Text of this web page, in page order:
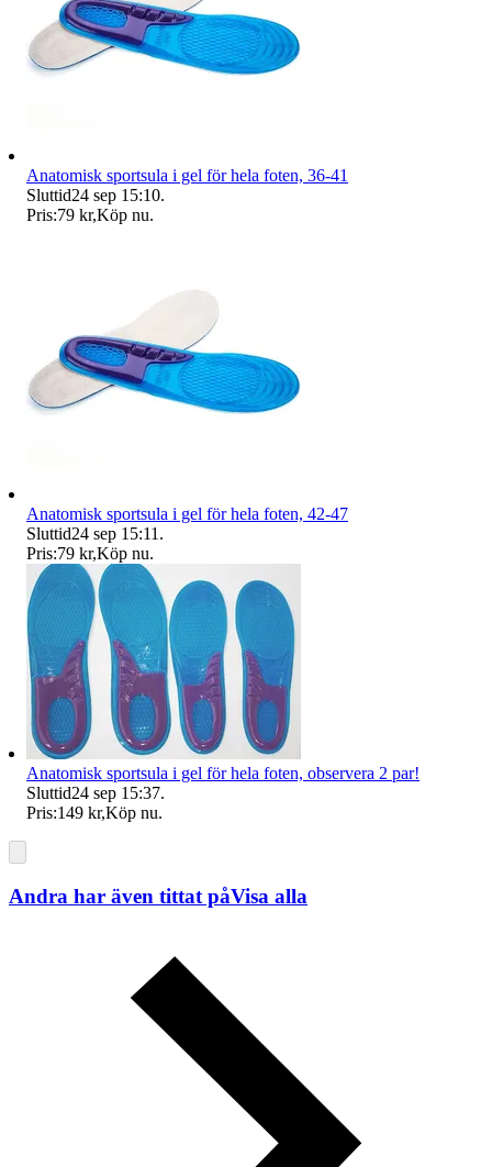
Anatomisk sportsula i gel för hela foten, 36-41
Sluttid24 sep 15:10.
Pris:79 kr,Köp nu.
Anatomisk sportsula i gel för hela foten, 42-47
Sluttid24 sep 15:11 .
Pris:79 kr,Köp nu.
Anatomisk sportsula i gel för hela foten, observera 2 par!
Sluttid24 sep 15:37.
Pris:149 kr,Köp nu.
Andra har även tittat påVisa alla